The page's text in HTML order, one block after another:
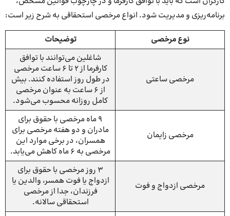
برنامه‌ریزی و مدیریت شود. انواع مرخصی استحقاقی به شرح زیر است:
نوع مرخصی توضیحات
مرخصی ساعتی
شاغلین می‌توانند با توافق
کارفرما از 2 تا 6 ساعت مرخصی
در طول روز استفاده کنند. بیش
از 6 ساعت به عنوان مرخصی
کامل روزانه محسوب می‌شود.
مرخصی زایمان
9 ماه مرخصی با حقوق برای
مادران و دو هفته مرخصی برای
همسران، در برخی موارد این
مرخصی به 6 ماه کاهش می‌یابد.
مرخصی ازدواج و فوت
3 روز مرخصی با حقوق برای
ازدواج یا فوت همسر، والدین یا
فرزندان، جدا از مرخصی
استحقاقی سالانه.